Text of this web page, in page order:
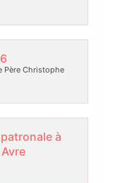
Père Christophe
à